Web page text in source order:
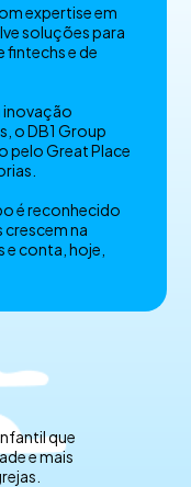
expertise em
soluções para
e de
inovação
o DB1 Group
pelo Great Place
é reconhecido
crescem na
e conta, hoje,
que
e mais